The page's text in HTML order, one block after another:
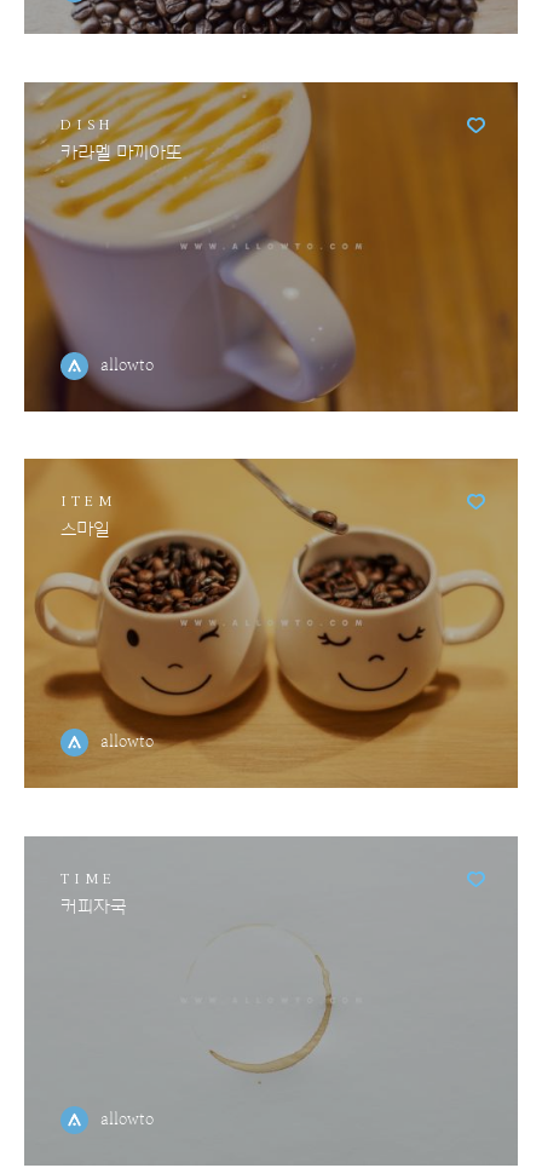
DISH
카라멜 마끼아또
allowto
ITEM
스마일
allowto
TIME
커피자국
allowto